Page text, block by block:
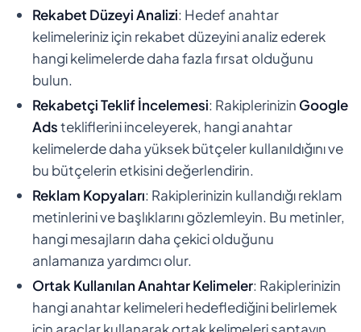
Rekabet Düzeyi Analizi: Hedef anahtar
kelimeleriniz için rekabet düzeyini analiz ederek
hangi kelimelerde daha fazla fırsat olduğunu
bulun.
Rekabetçi Teklif İncelemesi: Rakiplerinizin Google
Adstekliflerini inceleyerek, hangi anahtar
kelimelerde daha yüksek bütçeler kullanıldığını ve
bu bütçelerin etkisini değerlendirin.
Reklam Kopyaları: Rakiplerinizin kullandığı reklam
metinlerini ve başlıklarını gözlemleyin. Bu metinler,
hangi mesajların daha çekici olduğunu
anlamanıza yardımcı olur.
Ortak Kullanılan Anahtar Kelimeler: Rakiplerinizin
hangi anahtar kelimeleri hedeflediğini belirlemek